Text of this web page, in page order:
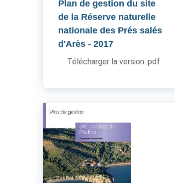
Plan de gestion du site
de la Réserve naturelle
nationale des Prés salés
d'Arès - 2017
Télécharger la version .pdf